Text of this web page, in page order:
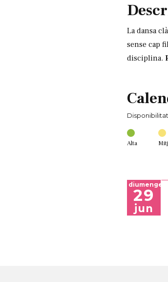
La dansa
sense cap
disciplina.
Disponibilitat
Alta
diumenge
29
jun